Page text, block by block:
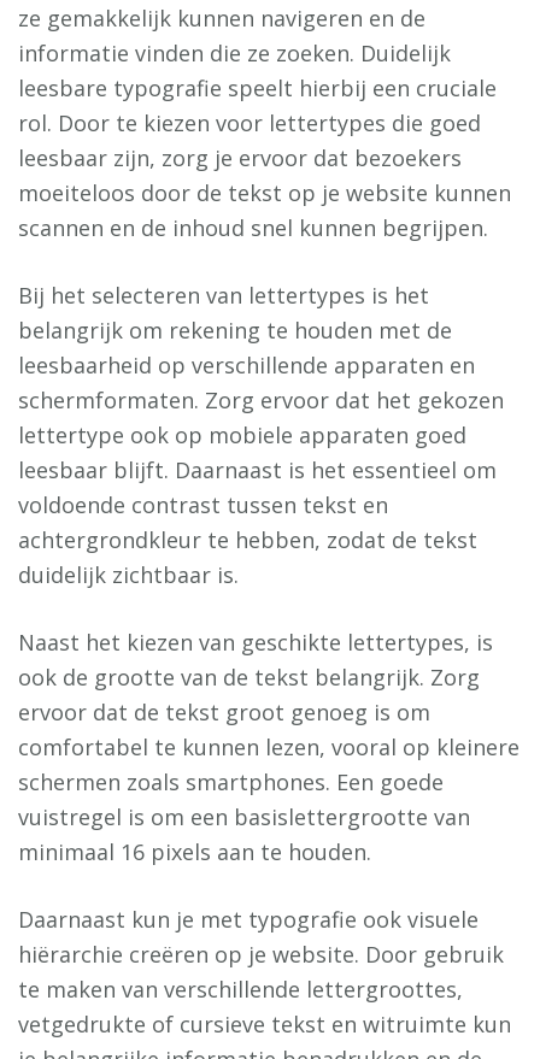
ze gemakkelijk kunnen navigeren en de
informatie vinden die ze zoeken. Duidelijk
leesbare typografie speelt hierbij een cruciale
rol. Door te kiezen voor lettertypes die goed
leesbaar zijn, zorg je ervoor dat bezoekers
moeiteloos door de tekst op je website kunnen
scannen en de inhoud snel kunnen begrijpen.
Bij het selecteren van lettertypes is het
belangrijk om rekening te houden met de
leesbaarheid op verschillende apparaten en
schermformaten. Zorg ervoor dat het gekozen
lettertype ook op mobiele apparaten goed
leesbaar blijft. Daarnaast is het essentieel om
voldoende contrast tussen tekst en
achtergrondkleur te hebben, zodat de tekst
duidelijk zichtbaar is.
Naast het kiezen van geschikte lettertypes, is
ook de grootte van de tekst belangrijk. Zorg
ervoor dat de tekst groot genoeg is om
comfortabel te kunnen lezen, vooral op kleinere
schermen zoals smartphones. Een goede
vuistregel is om een basislettergrootte van
minimaal 16 pixels aan te houden.
Daarnaast kun je met typografie ook visuele
hiërarchie creëren op je website. Door gebruik
te maken van verschillende lettergroottes,
vetgedrukte of cursieve tekst en witruimte kun